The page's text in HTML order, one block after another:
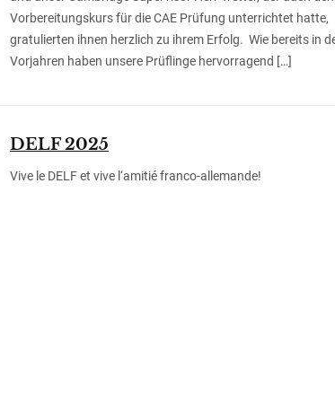
Vorbereitungskurs für die CAE Prüfung unterrichtet hatte,
gratulierten ihnen herzlich zu ihrem Erfolg. Wie bereits in
Vorjahren haben unsere Prüflinge hervorragend […]
DELF 2025
Vive le DELF et vive l‘amitié franco-allemande!